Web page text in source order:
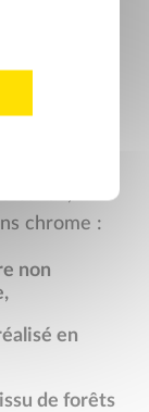
un
la
notre
chrome :
non
en
de forêts